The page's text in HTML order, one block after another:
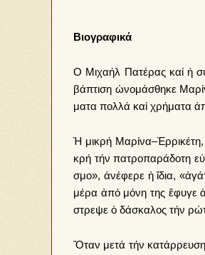
Βιογραφικά
Ο Μι­χα­ήλ Πα­τέ­ρας καί ἡ
βά­πτι­ση ὠ­νο­μά­σθη­κε
μα­τα πολ­λά καί χρή­μα­τα
Ἡ μι­κρή
κρή τήν πα­τρο­πα­ρά­δο­τη
σμο», ἀ­νέ­φε­ρε ἡ ἴ­δια,
μέ­ρα ἀ­πό μό­νη της ἔ­φυ­γε
στρε­ψε ὁ δά­σκα­λος τήν
Ὅ­ταν με­τά τήν κα­τάρ­ρευ­ση